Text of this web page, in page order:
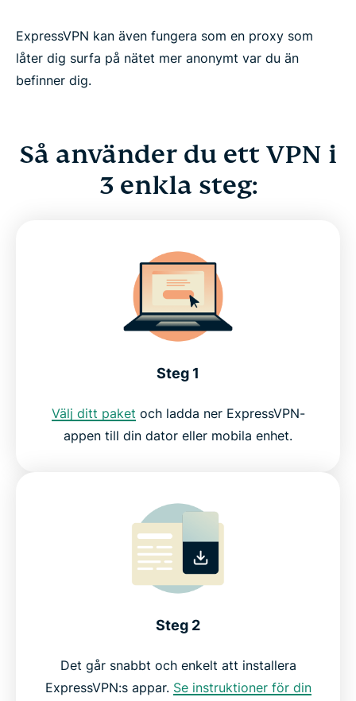
ExpressVPN kan även fungera som en proxy som
låter dig surfa på nätet mer anonymt var du än
befinner dig.
Så använder du ett VPN i
3 enkla steg:
Steg 1
Välj ditt paket och ladda ner ExpressVPN-
appen till din dator eller mobila enhet.
Steg 2
Det går snabbt och enkelt att installera
ExpressVPN:s appar. Se instruktioner för din